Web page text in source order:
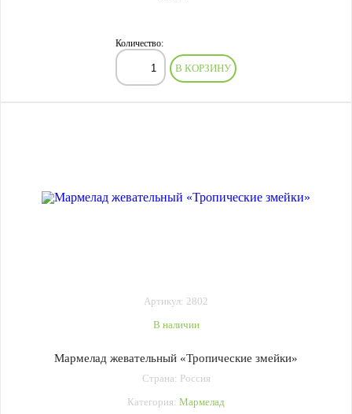
Количество:
В КОРЗИНУ
Артикул: 2802
В наличии
Мармелад жевательный «Тропические змейки»
Страна: Россия
Категория: Мармелад